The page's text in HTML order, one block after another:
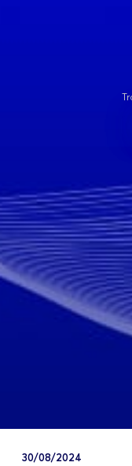
30/08/2024